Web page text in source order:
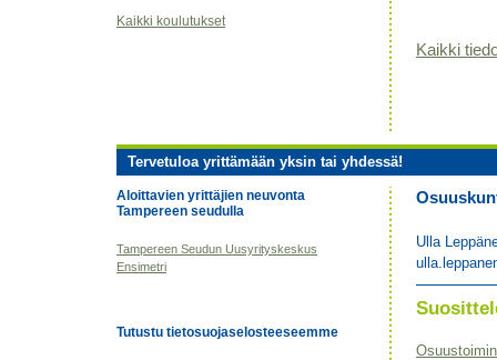
Kaikki koulutukset
Kaikki
Tervetuloa yrittämään yksin tai yhdessä!
Aloittavien yrittäjien neuvonta
Tampereen seudulla
Tampereen Seudun Uusyrityskeskus
Ensimetri
Tutustu tietosuojaselosteeseemme
Ulla